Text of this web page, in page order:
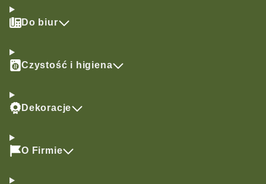
Do biur
Czystość i higiena
Dekoracje
O Firmie